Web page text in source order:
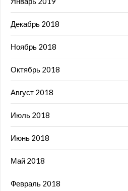
Декабрь 2018
Ноябрь 2018
Октябрь 2018
Август 2018
Июль 2018
Июнь 2018
Май 2018
Февраль 2018